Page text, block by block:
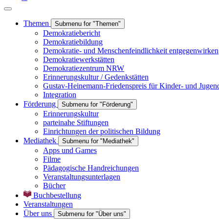
Themen Submenu for "Themen"
Demokratiebericht
Demokratiebildung
Demokratie- und Menschenfeindlichkeit entgegenwirken
Demokratiewerkstätten
Demokratiezentrum NRW
Erinnerungskultur / Gedenkstätten
Gustav-Heinemann-Friedenspreis für Kinder- und
Integration
Förderung
Submenu for "Förderung"
Erinnerungskultur
parteinahe Stiftungen
Einrichtungen der politischen Bildung
Mediathek
Submenu for "Mediathek"
Apps und Games
Filme
Pädagogische Handreichungen
Veranstaltungsunterlagen
Bücher
Buchbestellung
Veranstaltungen
Über uns
Submenu for "Über uns"